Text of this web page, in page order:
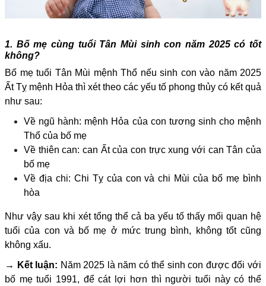
1. Bố mẹ cùng tuổi Tân Mùi sinh con năm 2025 có tốt
không?
Bố mẹ tuổi Tân Mùi mệnh Thổ nếu sinh con vào năm 2025
Ất Tỵ mệnh Hỏa thì xét theo các yếu tố phong thủy có kết quả
như sau:
Về ngũ hành: mệnh Hỏa của con tương sinh cho mệnh
Thổ của bố mẹ
Về thiên can: can Ất của con trực xung với can Tân của
bố mẹ
Về địa chi: Chi Tỵ của con và chi Mùi của bố mẹ bình
hòa
Như vậy sau khi xét tổng thể cả ba yếu tố thấy mối quan hệ
tuổi của con và bố mẹ ở mức trung bình, không tốt cũng
không xấu.
→ Kết luận: Năm 2025 là năm có thể sinh con được đối với
bố mẹ tuổi 1991, để cát lợi hơn thì người tuổi này có thể